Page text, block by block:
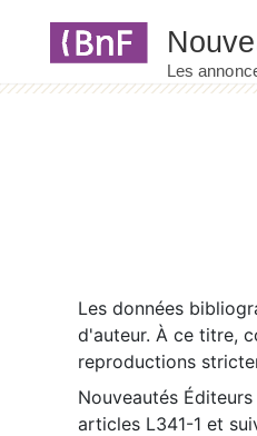
Les données
d'auteur. À ce titre,
reproductions
Nouveautés
articles L341-1 et